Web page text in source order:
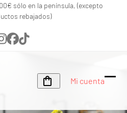
sólo en la península, (excepto
rebajados)
Instagram
Facebook
Tiktok
Mi cuenta